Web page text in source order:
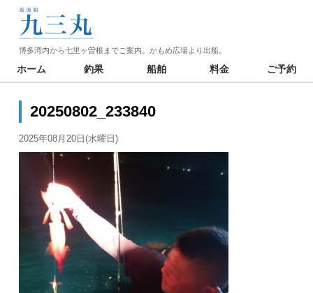
博多湾内から七里ヶ曽根までご案内。かもめ広場より出船。
ホーム 釣果 船舶 料金 ご予約
20250802_233840
2025年08月20日(水曜日)